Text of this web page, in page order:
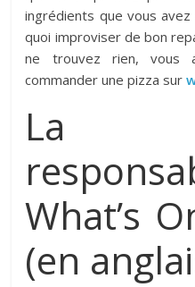
ingrédients que vous
quoi improviser de bon
ne trouvez rien, vous
commander une pizza sur
La
What’s
(en